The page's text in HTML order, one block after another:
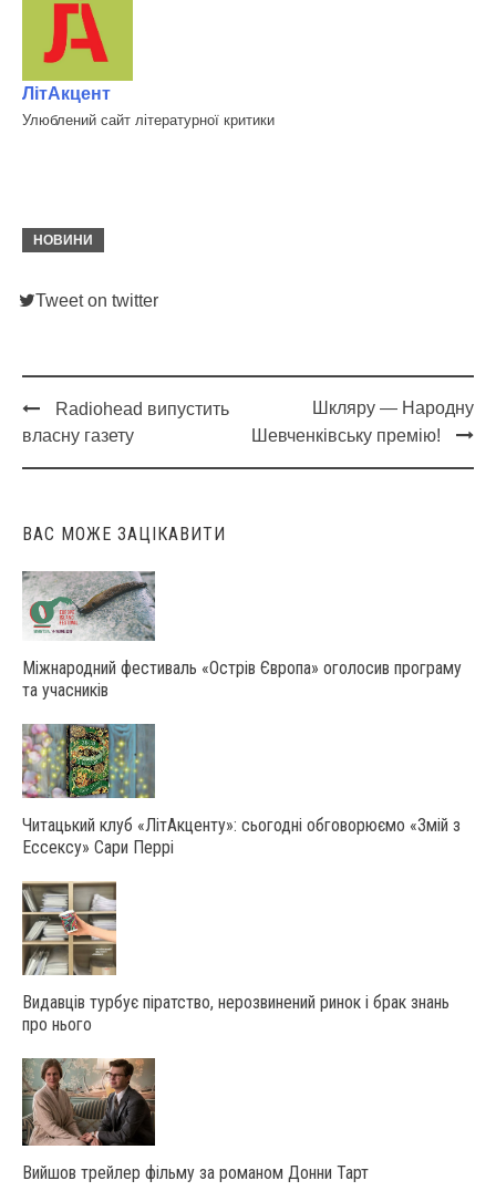
ЛітАкцент
Улюблений сайт літературної критики
НОВИНИ
Tweet on twitter
Post
navigation
Radiohead випустить
власну газету
Шкляру — Народну
Шевченківську премію!
ВАС МОЖЕ ЗАЦІКАВИТИ
Міжнародний фестиваль «Острів Європа» оголосив програму
та учасників
Читацький клуб «ЛітАкценту»: сьогодні обговорюємо «Змій з
Ессексу» Сари Перрі
Видавців турбує піратство, нерозвинений ринок і брак знань
про нього
Вийшов трейлер фільму за романом Донни Тарт